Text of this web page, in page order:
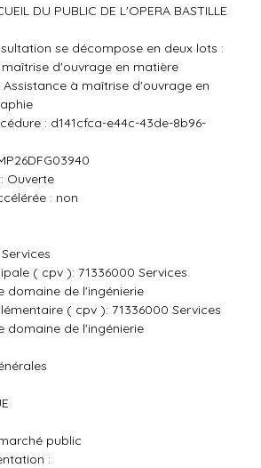
DU PUBLIC DE L'OPERA BASTILLE
se décompose en deux lots :
d'ouvrage en matière
à maîtrise d'ouvrage en
: d141cfca-e44c-43de-8b96-
Ouverte
: non
( cpv ): 71336000 Services
domaine de l'ingénierie
( cpv ): 71336000 Services
domaine de l'ingénierie
public
: